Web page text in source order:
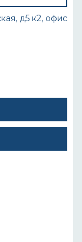
д5 к2, офис